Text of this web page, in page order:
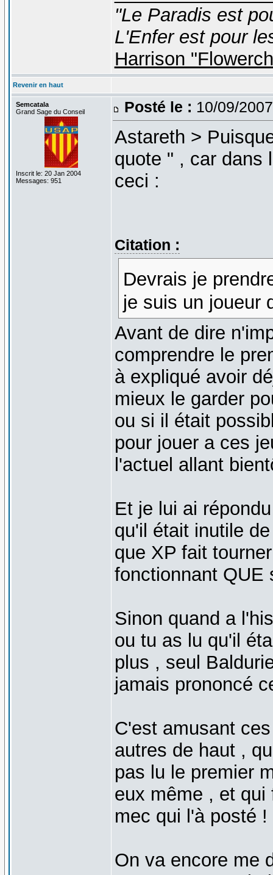
"Le Paradis est
L'Enfer est pour
Harrison
Revenir en haut
Semcatala
Grand Sage du Conseil
Inscrit le: 20 Jan 2004
Messages: 951
Posté le : 10/09/
Astareth >
quote " , car dans
ceci :
Citation :
Devrais je
je suis un joueur
Avant de dire
comprendre le
à expliqué avoir
mieux le garder
ou si il était
pour jouer a ces
l'actuel allant
Et je lui ai
qu'il était inutile
que XP fait
fonctionnant QUE
Sinon quand a
ou tu as lu qu'il
plus , seul
jamais prononcé
C'est amusant
autres de haut ,
pas lu le premier
eux même , et qui
mec qui l'à posté !
On va encore me